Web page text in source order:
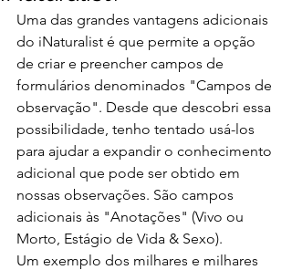
Uma das grandes vantagens adicionais
do iNaturalist é que permite a opção
de criar e preencher campos de
formulários denominados "Campos de
observação". Desde que descobri essa
possibilidade, tenho tentado usá-los
para ajudar a expandir o conhecimento
adicional que pode ser obtido em
nossas observações. São campos
adicionais às "Anotações" (Vivo ou
Morto, Estágio de Vida & Sexo).
Um exemplo dos milhares e milhares